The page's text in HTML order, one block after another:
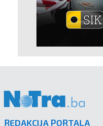
REDAKCIJA PORTALA